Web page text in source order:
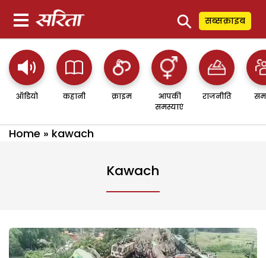
⚲ सब्सक्राइब
ऑडियो कहानी क्राइम
आपकी
समस्याएं
राजनीति
Home » kawach
Kawach